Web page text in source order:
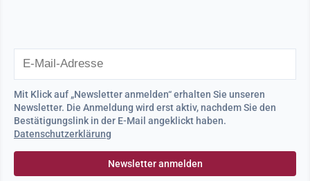
Mit Klick auf „Newsletter anmelden“ erhalten Sie unseren
Newsletter. Die Anmeldung wird erst aktiv, nachdem Sie den
Bestätigungslink in der E-Mail angeklickt haben.
Datenschutzerklärung